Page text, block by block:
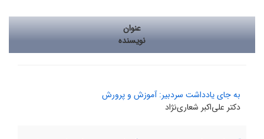
عنوان
نویسنده
به جای یادداشت سردبیر: آموزش و پرورش
دکتر علی‌اکبر شعاری‌نژاد